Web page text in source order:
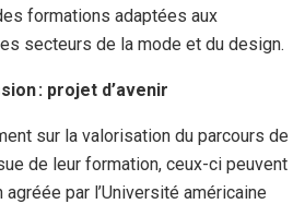
formations adaptées aux
secteurs de la mode et du design.
: projet d’avenir
sur la valorisation du parcours de
de leur formation, ceux-ci peuvent
par l’Université américaine